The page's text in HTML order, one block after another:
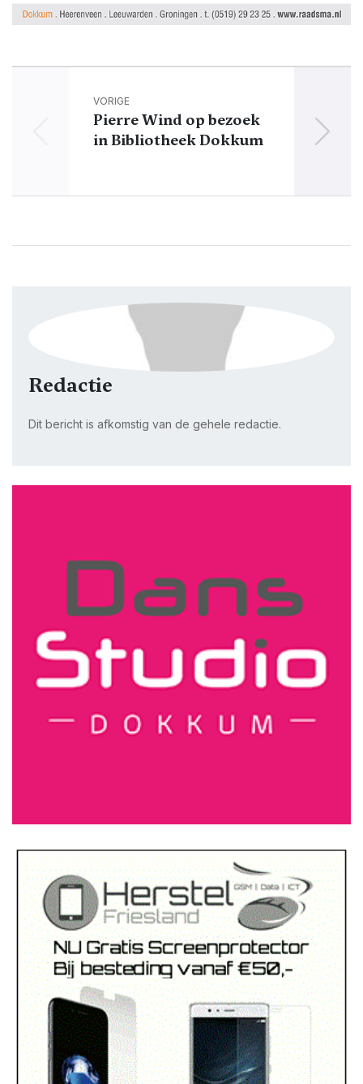
VORIGE
Pierre Wind op bezoek
in Bibliotheek Dokkum
Redactie
Dit bericht is afkomstig van de gehele redactie.